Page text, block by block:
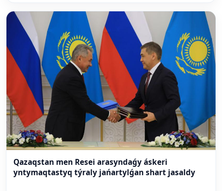
Qazaqstan men Resei arasyndaǵy áskeri
yntymaqtastyq týraly jańartylǵan shart jasaldy